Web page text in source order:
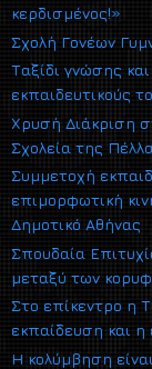
κερδισμένος!»
Σχολή Γονέων
Ταξίδι γνώσης
εκπαιδευτικούς
Χρυσή Διάκριση
Σχολεία της
Συμμετοχή
επιμορφωτική
Δημοτικό Αθήνας
Σπουδαία
μεταξύ των
Στο επίκεντρο η
εκπαίδευση και
Η κολύμβηση